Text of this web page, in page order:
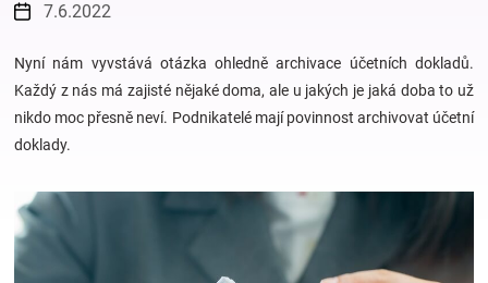
a
kojenecká
výbava
Hračky
a
7.6.2022
Nyní nám vyvstává otázka ohledně archivace účetních dokladů.
Každý z nás má zajisté nějaké doma, ale u jakých je jaká doba to už
nikdo moc přesně neví. Podnikatelé mají povinnost archivovat účetní
doklady.